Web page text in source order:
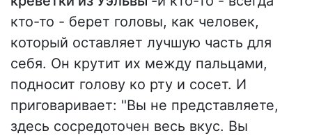
кто-то - берет головы, как человек,
который оставляет лучшую часть для
себя. Он крутит их между пальцами,
подносит голову ко рту и сосет. И
приговаривает: "Вы не представляете,
здесь сосредоточен весь вкус. Вы